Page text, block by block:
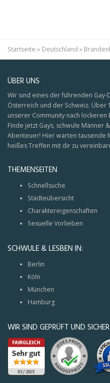
Startseite » Deutschland »
ÜBER UNS
Wir sind eines der führenden Gay-
Österreich und der Schweiz. Über
unserer Community nach
Finde jetzt Gays, schwule Männer
Abenteuer! Hier warten tausende
heißes Treffen mit dir zu
THEMENSEITEN
Schnellsuche
Städteübersicht
Charaktereigenschaften
Sexuelle Vorlieben
SCHWULE & LESBEN IN:
Berlin
Köln
München
Hamburg
WIR SIND GEPRÜFT UND SICHER